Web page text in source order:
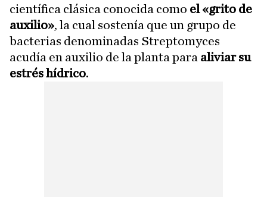
científica clásica conocida como el «grito de
auxilio», la cual sostenía que un grupo de
bacterias denominadas Streptomyces
acudía en auxilio de la planta para aliviar su
estrés hídrico.